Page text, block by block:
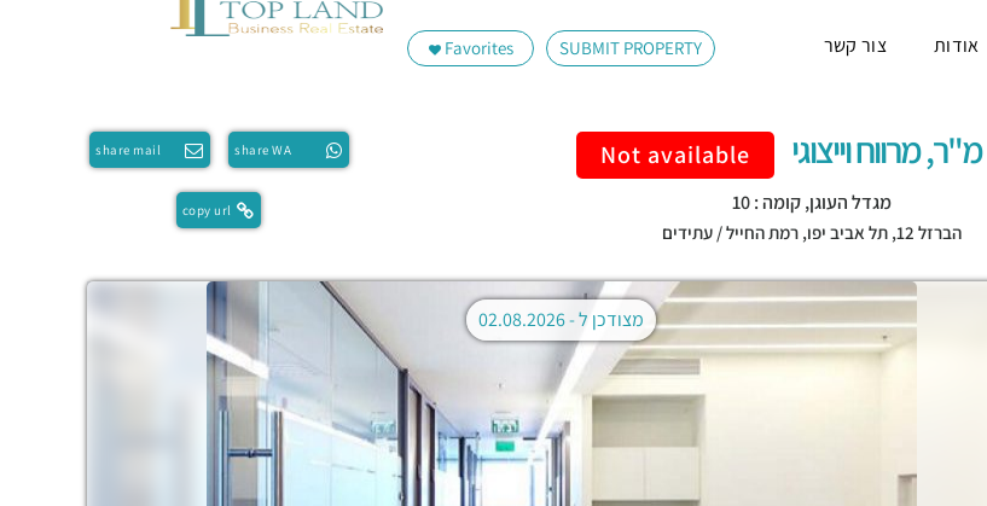
SUBMIT PROPERTY
Favorites אודות צור קשר
share WA
share mail
copy url
Not available
מגדל העוגן, קומה : 10
הברזל 12, תל אביב יפו, רמת החייל / עתידים
מצודכן ל -